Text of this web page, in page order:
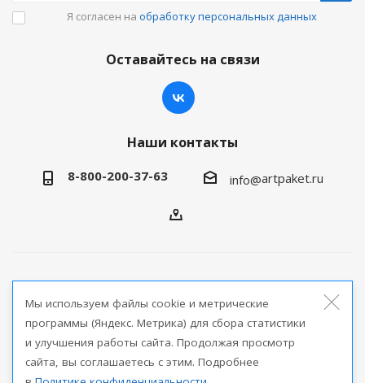
Я согласен на обработку персональных данных
Оставайтесь на связи
Наши контакты
8-800-200-37-63 info@artpaket.ru
продукции
Версия для печати
Мы используем файлы cookie и метрические
программы (Яндекс. Метрика) для сбора статистики
и улучшения работы сайта. Продолжая просмотр
сайта, вы соглашаетесь с этим. Подробнее